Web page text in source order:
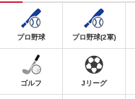
プロ野球 プロ野球(2軍)
ゴルフ Jリーグ